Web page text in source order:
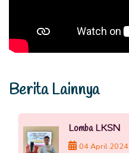
Berita Lainnya
Lomba LKSN
04 April 2024